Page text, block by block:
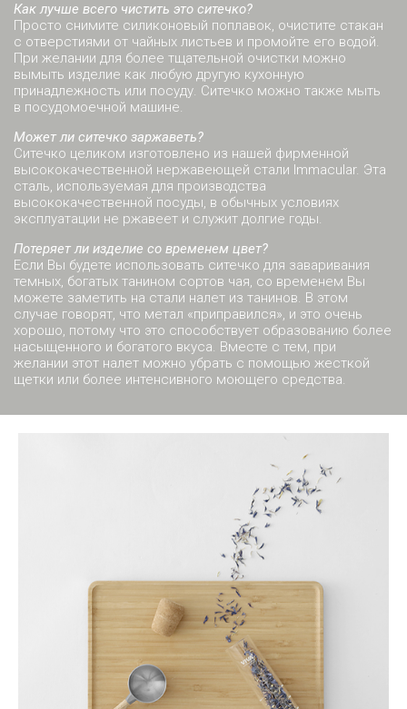
Как лучше всего чистить это ситечко?
Просто снимите силиконовый поплавок, очистите стакан
с отверстиями от чайных листьев и промойте его водой.
При желании для более тщательной очистки можно
вымыть изделие как любую другую кухонную
принадлежность или посуду. Ситечко можно также мыть
в посудомоечной машине.
Может ли ситечко заржаветь?
Ситечко целиком изготовлено из нашей фирменной
высококачественной нержавеющей стали Immacular. Эта
сталь, используемая для производства
высококачественной посуды, в обычных условиях
эксплуатации не ржавеет и служит долгие годы.
Потеряет ли изделие со временем цвет?
Если Вы будете использовать ситечко для заваривания
темных, богатых танином сортов чая, со временем Вы
можете заметить на стали налет из танинов. В этом
случае говорят, что метал «приправился», и это очень
хорошо, потому что это способствует образованию более
насыщенного и богатого вкуса. Вместе с тем, при
желании этот налет можно убрать с помощью жесткой
щетки или более интенсивного моющего средства.